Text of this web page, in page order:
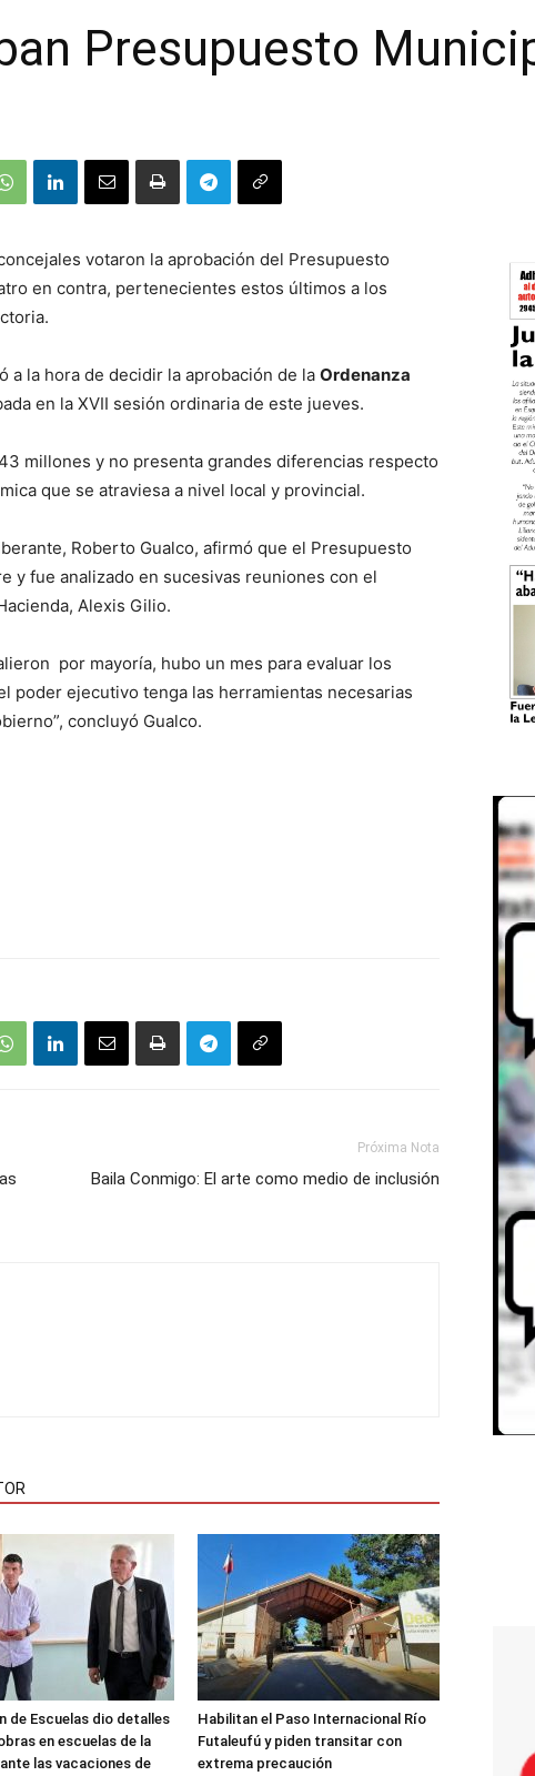
Presupuesto
votaron la aprobación del Presupuesto
en contra, pertenecientes estos últimos a los
a la hora de decidir la aprobación de la Ordenanza
en la XVII sesión ordinaria de este jueves.
millones y no presenta grandes diferencias respecto
que se atraviesa a nivel local y provincial.
Roberto Gualco, afirmó que el Presupuesto
y fue analizado en sucesivas reuniones con el
Alexis Gilio.
por mayoría, hubo un mes para evaluar los
poder ejecutivo tenga las herramientas necesarias
concluyó Gualco.
Próxima Nota
Baila Conmigo: El arte como medio de inclusión
de Escuelas dio detalles
en escuelas de la
las vacaciones de
Habilitan el Paso Internacional Río
Futaleufú y piden transitar con
extrema precaución